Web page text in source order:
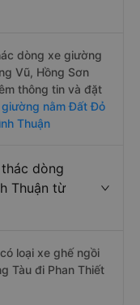
dòng xe giường
Vũ, Hồng Sơn
thông tin và đặt
giường nằm Đất Đỏ
Thuận
dòng
Thuận từ
loại xe ghế ngồi
Tàu đi Phan Thiết